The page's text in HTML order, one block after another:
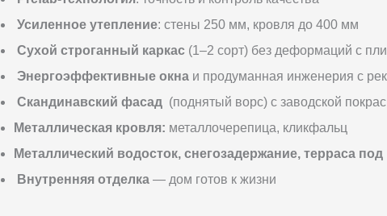
Усиленное утепление: стены 250 мм, кровля до 400 мм
Сухой строганный каркас (1–2 сорт) без деформаций с
Энергоэффективные окна и продуманная инженерия с
Скандинавский фасад (поднятый ворс) с заводской
Металлическая кровля: металлочерепица, кликфальц
Металлический водосток, снегозадержание, терраса
Внутренняя отделка — дом готов к жизни